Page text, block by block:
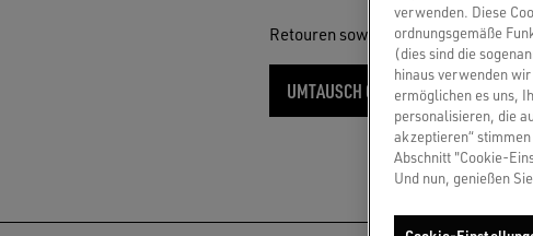
Retouren sowie der
UMTAUSCH GEGEN EINE ANDERE
verwenden. Diese
ordnungsgemäße
(dies sind die
hinaus verwenden
ermöglichen es uns,
personalisieren, die
akzeptieren“
Abschnitt "Cookie-
Und nun, genießen